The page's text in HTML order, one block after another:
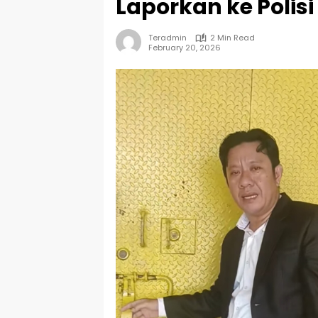
Laporkan ke Polisi
Teradmin
2 Min Read
February 20, 2026